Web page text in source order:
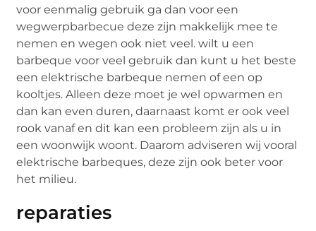
voor eenmalig gebruik ga dan voor een
wegwerpbarbecue deze zijn makkelijk mee te
nemen en wegen ook niet veel. wilt u een
barbeque voor veel gebruik dan kunt u het beste
een elektrische barbeque nemen of een op
kooltjes. Alleen deze moet je wel opwarmen en
dan kan even duren, daarnaast komt er ook veel
rook vanaf en dit kan een probleem zijn als u in
een woonwijk woont. Daarom adviseren wij vooral
elektrische barbeques, deze zijn ook beter voor
het milieu.
reparaties